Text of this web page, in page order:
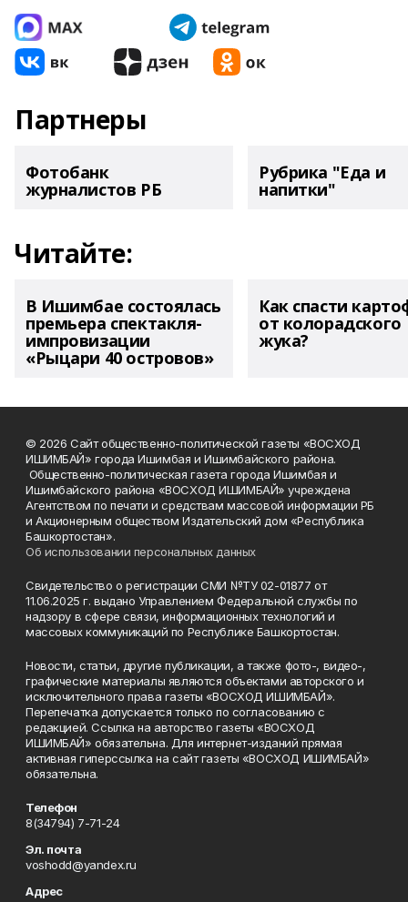
Партнеры
Фотобанк
журналистов РБ
Рубрика "Еда и
напитки"
Читайте:
В Ишимбае состоялась
премьера спектакля-
импровизации
«Рыцари 40 островов»
Как спасти
от колорадского
жука?
© 2026 Сайт общественно-политической газеты «ВОСХОД
ИШИМБАЙ» города Ишимбая и Ишимбайского района.
Общественно-политическая газета города Ишимбая и
Ишимбайского района «ВОСХОД ИШИМБАЙ» учреждена
Агентством по печати и средствам массовой информации РБ
и Акционерным обществом Издательский дом «Республика
Башкортостан».
Об использовании персональных данных
Свидетельство о регистрации СМИ №ТУ 02-01877 от
11.06.2025 г. выдано Управлением Федеральной службы по
надзору в сфере связи, информационных технологий и
массовых коммуникаций по Республике Башкортостан.
Новости, статьи, другие публикации, а также фото-, видео-,
графические материалы являются объектами авторского и
исключительного права газеты «ВОСХОД ИШИМБАЙ».
Перепечатка допускается только по согласованию с
редакцией. Ссылка на авторство газеты «ВОСХОД
ИШИМБАЙ» обязательна. Для интернет-изданий прямая
активная гиперссылка на сайт газеты «ВОСХОД ИШИМБАЙ»
обязательна.
Телефон
8(34794) 7-71-24
Эл. почта
voshodd@yandex.ru
Адрес